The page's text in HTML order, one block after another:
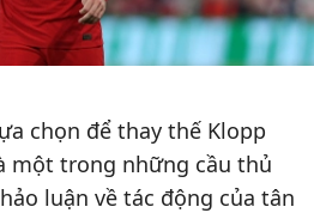
chọn để thay thế Klopp
một trong những cầu thủ
luận về tác động của tân